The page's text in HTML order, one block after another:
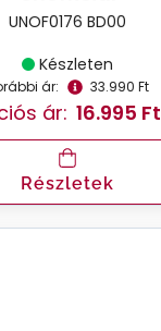
UNOF0176 BD00
Készleten
ár: 33.990 Ft
ár: 16.995 Ft
Részletek